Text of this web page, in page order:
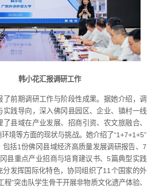
韩小花汇报调研工作
了前期调研工作与阶段性成果。据她介绍，调
实践导向，深入佛冈县园区、企业、镇村一线
县域在产业发展、招商引资、农文旅融合、
境等方面的现状与挑战。她介绍了“1+7+1+5”
包括1份佛冈县域经济高质量发展调研报告、7
县重点产业招商与培育建议书、5篇典型实践
分发挥国际化特色，协同组织了11个国家的外
程”突击队学生骨干开展非物质文化遗产体验、